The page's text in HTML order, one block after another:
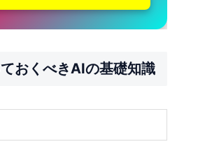
おくべきAIの基礎知識